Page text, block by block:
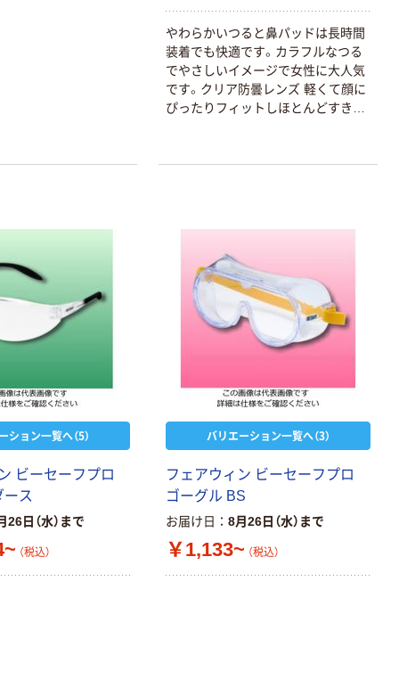
やわらかいつると鼻パッドは長時間
装着でも快適です。カラフルなつる
でやさしいイメージで女性に大人気
です。クリア防曇レンズ 軽くて顔に
ぴったりフィットしほとんどすきま
ション一覧へ（5）
ビーセーフプロ
ース
26日（水）まで
（税込）
バリエーション一覧へ（3）
フェアウィン ビーセーフプロ
ゴーグル BS
お届け日 8月26日（水）まで
￥1,133~ （税込）
め・キズ防止加
【保護ゴーグル】
スタンダード 曇
止加工 1個 オ
リジナル
カゴへ
本気プライス
TRUSCO 保護
一眼型セーフテ